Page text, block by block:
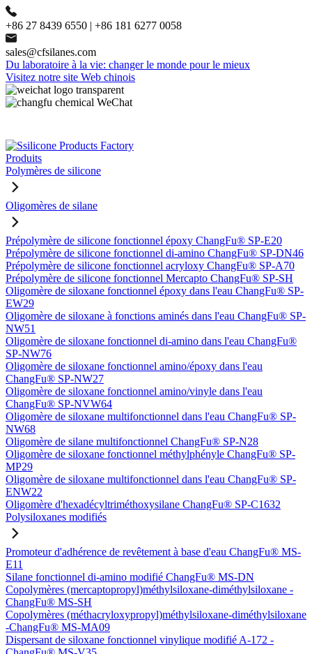
+86 27 8439 6550 | +86 181 6277 0058
sales@cfsilanes.com
Du laboratoire à la vie: changer le monde pour le mieux
Visitez notre site Web chinois
Produits
Polymères de silicone
Oligomères de silane
Prépolymère de silicone fonctionnel époxy ChangFu® SP-E20
Prépolymère de silicone fonctionnel di-amino ChangFu® SP-DN46
Prépolymère de silicone fonctionnel acryloxy ChangFu® SP-A70
Prépolymère de silicone fonctionnel Mercapto ChangFu® SP-SH
Oligomère de siloxane fonctionnel époxy dans l'eau ChangFu® SP-
EW29
Oligomère de siloxane à fonctions aminés dans l'eau ChangFu® SP-
NW51
Oligomère de siloxane fonctionnel di-amino dans l'eau ChangFu®
SP-NW76
Oligomère de siloxane fonctionnel amino/époxy dans l'eau
ChangFu® SP-NW27
Oligomère de siloxane fonctionnel amino/vinyle dans l'eau
ChangFu® SP-NVW64
Oligomère de siloxane multifonctionnel dans l'eau ChangFu® SP-
NW68
Oligomère de silane multifonctionnel ChangFu® SP-N28
Oligomère de siloxane fonctionnel méthylphényle ChangFu® SP-
MP29
Oligomère de siloxane multifonctionnel dans l'eau ChangFu® SP-
ENW22
Oligomère d'hexadécyltriméthoxysilane ChangFu® SP-C1632
Polysiloxanes modifiés
Promoteur d'adhérence de revêtement à base d'eau ChangFu® MS-
E11
Silane fonctionnel di-amino modifié ChangFu® MS-DN
Copolymères (mercaptopropyl)méthylsiloxane-diméthylsiloxane -
ChangFu® MS-SH
Copolymères (méthacryloxypropyl)méthylsiloxane-diméthylsiloxane
-ChangFu® MS-MA09
Dispersant de siloxane fonctionnel vinylique modifié A-172 -